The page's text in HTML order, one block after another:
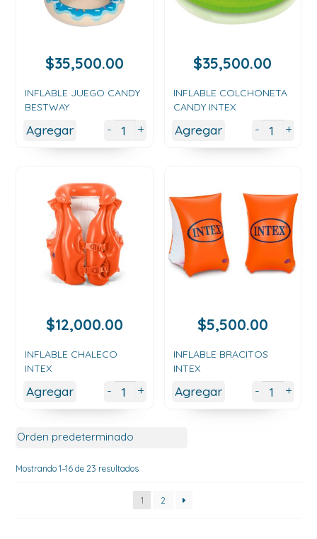
$35,500.00
INFLABLE JUEGO CANDY
BESTWAY
Agregar - +
$35,500.00
INFLABLE COLCHONETA
CANDY INTEX
Agregar - +
$12,000.00
INFLABLE CHALECO
INTEX
Agregar - +
$5,500.00
INFLABLE BRACITOS
INTEX
Agregar - +
Mostrando 1–16 de 23 resultados
1 2